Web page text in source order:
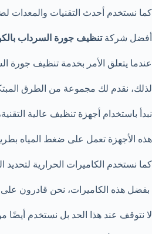
كما نستخدم أحدث التقنيات والمعدات
أفضل شركةتنظيف جورة السرداب
عندما يتعلق الأمر بخدمة تنظيف جورة
لذلك، نقدم لك مجموعة من الطرق
نبدأ باستخدام أجهزة تنظيف عالية
هذه الأجهزة تعمل على ضغط المياه
كما نستخدم الكاميرات الحرارية
بفضل هذه الكاميرات، نحن قادرون
لا نتوقف عند هذا الحد بل نستخدم أيضًا